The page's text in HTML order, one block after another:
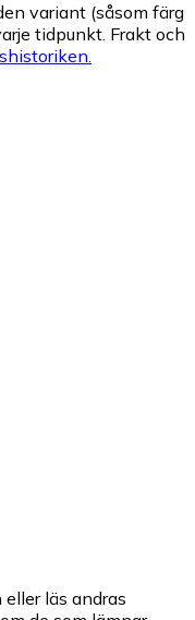
variant (såsom färg
tidpunkt. Frakt och
läs andras